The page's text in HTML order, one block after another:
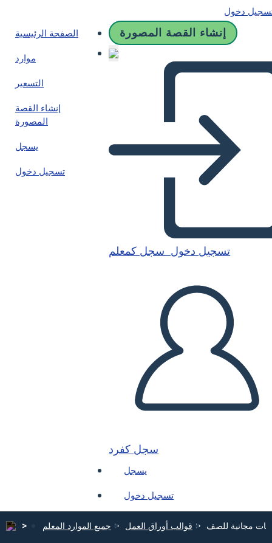
دخول
الصفحة الرئيسية
موارد
التسعير
إنشاء القصة
المصورة
يسجل
تسجيل دخول
إنشاء القصة المصورة
تسجيل دخول سجل كمعلم
سجل كفرد
يسجل
تسجيل دخول
جميع الموارد المعلم قوالب أوراق العمل مجانية للصف